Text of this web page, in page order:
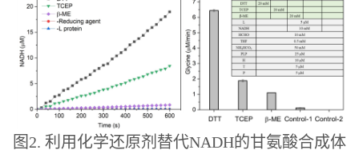
图2. 利用化学还原剂替代NADH的甘氨酸合成体